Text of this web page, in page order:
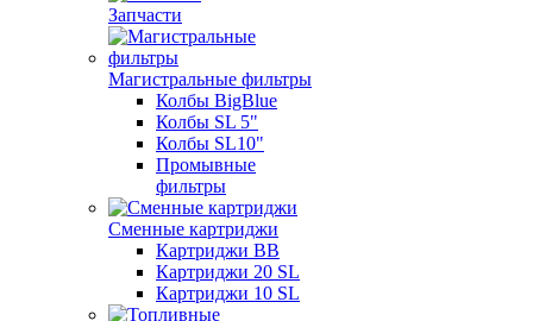
Запчасти
Магистральные фильтры
Колбы BigBlue
Колбы SL 5"
Колбы SL10"
Промывные
фильтры
Сменные картриджи
Картриджи BB
Картриджи 20 SL
Картриджи 10 SL